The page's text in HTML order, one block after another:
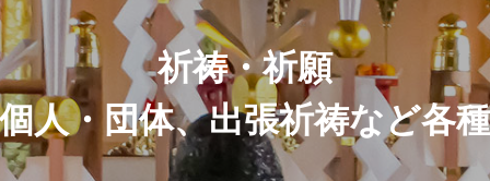
祈祷・祈願
人・団体、出張祈祷など各